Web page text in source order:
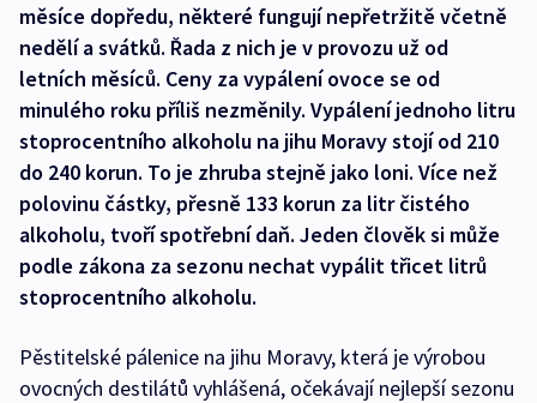
měsíce dopředu, některé fungují nepřetržitě včetně
nedělí a svátků. Řada z nich je v provozu už od
letních měsíců. Ceny za vypálení ovoce se od
minulého roku příliš nezměnily. Vypálení jednoho litru
stoprocentního alkoholu na jihu Moravy stojí od 210
do 240 korun. To je zhruba stejně jako loni. Více než
polovinu částky, přesně 133 korun za litr čistého
alkoholu, tvoří spotřební daň. Jeden člověk si může
podle zákona za sezonu nechat vypálit třicet litrů
stoprocentního alkoholu.
Pěstitelské pálenice na jihu Moravy, která je výrobou
ovocných destilátů vyhlášená, očekávají nejlepší sezonu